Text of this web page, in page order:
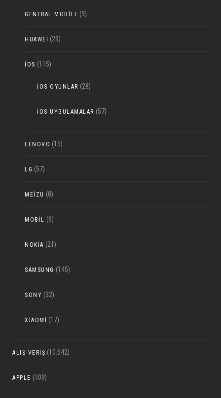
GENERAL MOBILE (9)
HUAWEI (29)
IOS (115)
IOS OYUNLAR (28)
IOS UYGULAMALAR (57)
LENOVO (15)
LG (57)
MEIZU (8)
MOBIL (6)
NOKIA (21)
SAMSUNG (145)
SONY (32)
XIAOMI (17)
ALIŞ-VERIŞ (10.642)
APPLE (109)